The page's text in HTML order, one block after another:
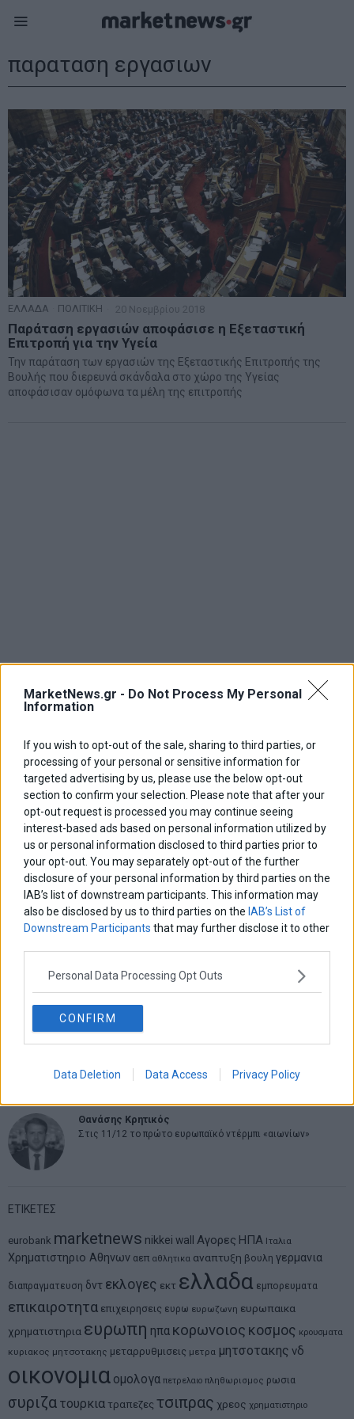
MarketNews.gr - Do Not Process My Personal
Information
If you wish to opt-out of the sale, sharing to third parties, or
processing of your personal or sensitive information for
targeted advertising by us, please use the below opt-out
section to confirm your selection. Please note that after your
opt-out request is processed you may continue seeing
interest-based ads based on personal information utilized by
us or personal information disclosed to third parties prior to
your opt-out. You may separately opt-out of the further
disclosure of your personal information by third parties on the
IAB’s list of downstream participants. This information may
also be disclosed by us to third parties on the IAB’s List of
Downstream Participants that may further disclose it to other
Personal Data Processing Opt Outs
CONFIRM
Data Deletion Data Access Privacy Policy
παραταση εργασιων
ΕΛΛΑΔΑ ΠΟΛΙΤΙΚΗ 20 Νοεμβρίου 2018
Παράταση εργασιών αποφάσισε η Εξεταστική
Επιτροπή για την Υγεία
Την παράταση των εργασιών της Εξεταστικής Επιτροπής της
Βουλής που διερευνά σκάνδαλα στο χώρο της Υγείας
αποφάσισαν ομόφωνα τα μέλη της επιτροπής
Ελευθερία Κούρταλη
Οι «τιμωροί» των ομολόγων επέστρεψαν
Εύη Φραγκάκη
Η αληθινή παιδεία ξεκινά από την ψυχή…
Σταματίνα Σταματάκου
Η βία κατά των ζώων δεν αντέχει βολικές ερμηνείες
Δημήτρης Καμπουράκης
Από την αποθέωση στην καταγγελία: Η Ελλάδα πάντα
Νικόλαος Φουρτζής
μοντέλο επιχειρηματικότητας
Θανάσης Κρητικός
Στις 11/12 το πρώτο ευρωπαϊκό ντέρμπι «αιωνίων»
ΕΤΙΚΕΤΕΣ
eurobank marketnews nikkei wall Αγορες ΗΠΑ Ιταλια
Χρηματιστηριο Αθηνων αεπ αθλητικα αναπτυξη βουλη γερμανια
διαπραγματευση δντ εκλογες εκτ ελλαδα εμπορευματα
επικαιροτητα επιχειρησεις ευρω ευρωζωνη ευρωπαικα
χρηματιστηρια ευρωπη ηπα κορωνοιος κοσμος κρουσματα
κυριακος μητσοτακης μεταρρυθμισεις μετρα μητσοτακης νδ
οικονομια ομολογα πετρελαιο πληθωρισμος ρωσια
συριζα τουρκια τραπεζες τσιπρας χρεος χρηματιστηριο